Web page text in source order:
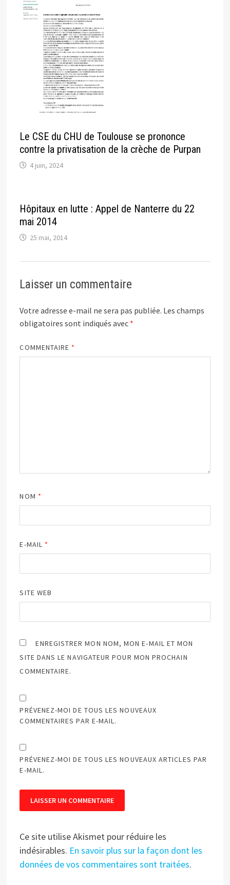
Le CSE du CHU de Toulouse se prononce
contre la privatisation de la crèche de Purpan
4 juin, 2024
Hôpitaux en lutte : Appel de Nanterre du 22
mai 2014
25 mai, 2014
Laisser un commentaire
Votre adresse e-mail ne sera pas publiée. Les champs
obligatoires sont indiqués avec *
COMMENTAIRE *
NOM *
E-MAIL *
SITE WEB
ENREGISTRER MON NOM, MON E-MAIL ET MON
SITE DANS LE NAVIGATEUR POUR MON PROCHAIN
COMMENTAIRE.
PRÉVENEZ-MOI DE TOUS LES NOUVEAUX
COMMENTAIRES PAR E-MAIL.
PRÉVENEZ-MOI DE TOUS LES NOUVEAUX ARTICLES PAR
E-MAIL.
Ce site utilise Akismet pour réduire les
indésirables. En savoir plus sur la façon dont les
données de vos commentaires sont traitées.